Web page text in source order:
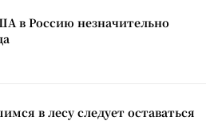
в Россию незначительно
в лесу следует оставаться